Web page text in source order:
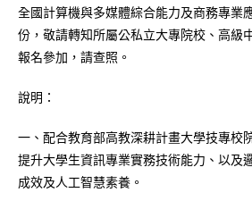
全國計算機與多媒體綜合能力及商務專業
份，敬請轉知所屬公私立大專院校、高級
報名參加，請查照。
說明：
一、配合教育部高教深耕計畫大學技專校
提升大學生資訊專業實務技術能力、以及
成效及人工智慧素養。